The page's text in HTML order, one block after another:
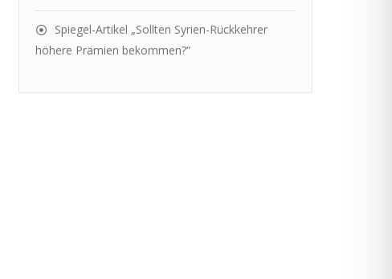
Spiegel-Artikel „Sollten Syrien-Rückkehrer
höhere Prämien bekommen?“